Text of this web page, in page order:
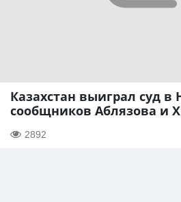
Казахстан выиграл суд
сообщников Аблязова и
2892